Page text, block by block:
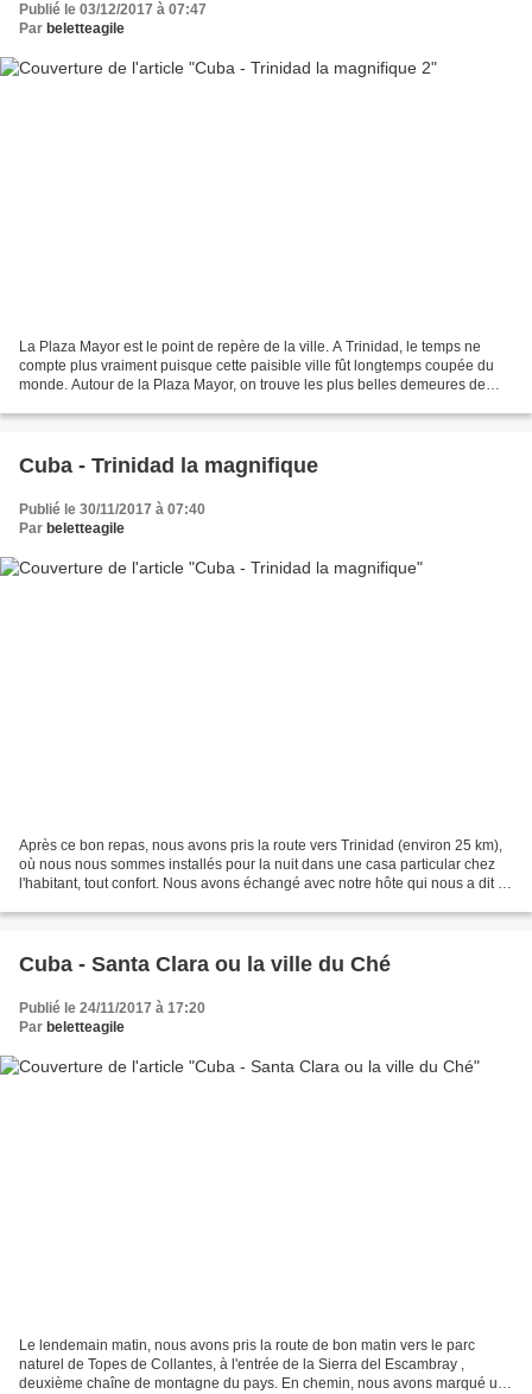
Publié le 03/12/2017 à 07:47
Par beletteagile
La Plaza Mayor est le point de repère de la ville. A Trinidad, le temps ne
compte plus vraiment puisque cette paisible ville fût longtemps coupée du
monde. Autour de la Plaza Mayor, on trouve les plus belles demeures de
Cuba - Trinidad la magnifique
Publié le 30/11/2017 à 07:40
Par beletteagile
Après ce bon repas, nous avons pris la route vers Trinidad (environ 25 km),
où nous nous sommes installés pour la nuit dans une casa particular chez
l'habitant, tout confort. Nous avons échangé avec notre hôte qui nous a dit ce
Cuba - Santa Clara ou la ville du Ché
Publié le 24/11/2017 à 17:20
Par beletteagile
Le lendemain matin, nous avons pris la route de bon matin vers le parc
naturel de Topes de Collantes, à l'entrée de la Sierra del Escambray ,
deuxième chaîne de montagne du pays. En chemin, nous avons marqué un